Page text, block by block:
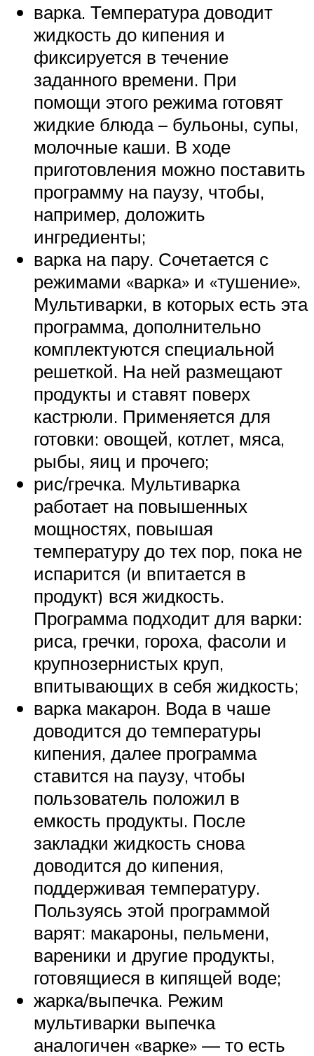
варка. Температура доводит
жидкость до кипения и
фиксируется в течение
заданного времени. При
помощи этого режима готовят
жидкие блюда – бульоны, супы,
молочные каши. В ходе
приготовления можно поставить
программу на паузу, чтобы,
например, доложить
ингредиенты;
варка на пару. Сочетается с
режимами «варка» и «тушение».
Мультиварки, в которых есть эта
программа, дополнительно
комплектуются специальной
решеткой. На ней размещают
продукты и ставят поверх
кастрюли. Применяется для
готовки: овощей, котлет, мяса,
рыбы, яиц и прочего;
рис/гречка. Мультиварка
работает на повышенных
мощностях, повышая
температуру до тех пор, пока не
испарится (и впитается в
продукт) вся жидкость.
Программа подходит для варки:
риса, гречки, гороха, фасоли и
крупнозернистых круп,
впитывающих в себя жидкость;
варка макарон. Вода в чаше
доводится до температуры
кипения, далее программа
ставится на паузу, чтобы
пользователь положил в
емкость продукты. После
закладки жидкость снова
доводится до кипения,
поддерживая температуру.
Пользуясь этой программой
варят: макароны, пельмени,
вареники и другие продукты,
готовящиеся в кипящей воде;
жарка/выпечка. Режим
мультиварки выпечка
аналогичен «варке» — то есть